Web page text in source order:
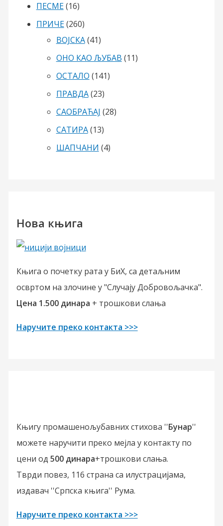
ПЕСМЕ(16)
ПРИЧЕ(260)
ВОЈСКА(41)
ОНО КАО ЉУБАВ (11)
ОСТАЛО (141)
ПРАВДА(23)
САОБРАЋАЈ (28)
САТИРА(13)
ШАПЧАНИ (4)
Нова књига
Књига о почетку рата у БиХ, са детаљним
освртом на злочине у "Случају Добровољачка".
Цена 1.500 динара + трошкови слања
Наручите преко контакта >>>
Књигу промашенољубавних стихова ''Бунар''
можете наручити преко мејла у контакту по
цени од 500 динара+трошкови слања.
Тврди повез, 116 страна са илустрацијама,
издавач ''Српска књига'' Рума.
Наручите преко контакта >>>